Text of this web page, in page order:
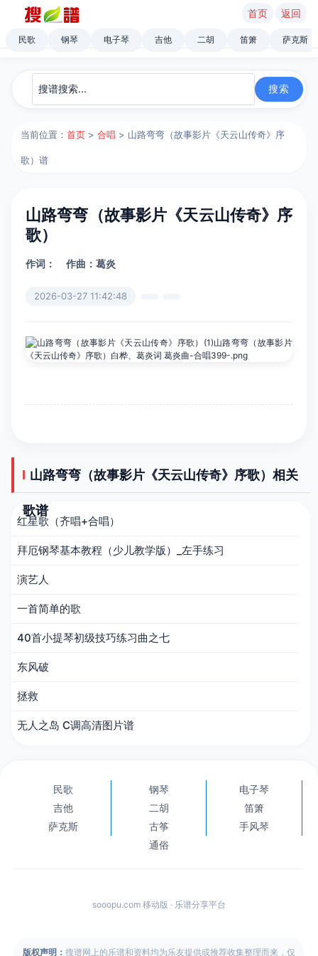
首页 返回
民歌 钢琴 电子琴 吉他 二胡 笛箫 萨克斯
当前位置：首页 >合唱 > 山路弯弯（故事影片《天云山传奇》序
歌）谱
山路弯弯（故事影片《天云山传奇》序
歌）
作词： 作曲：葛炎
2026-03-27 11:42:48
山路弯弯（故事影片《天云山传奇》序歌）相关
歌谱
红星歌（齐唱+合唱）
拜厄钢琴基本教程（少儿教学版）_左手练习
演艺人
一首简单的歌
40首小提琴初级技巧练习曲之七
东风破
拯救
无人之岛 C调高清图片谱
民歌 钢琴
电子琴
吉他
二胡
笛箫
萨克斯
古筝
手风琴
通俗
sooopu.com 移动版 · 乐谱分享平台
版权声明： 搜谱网上的乐谱和资料均为乐友提供或推荐收集整理而来，仅